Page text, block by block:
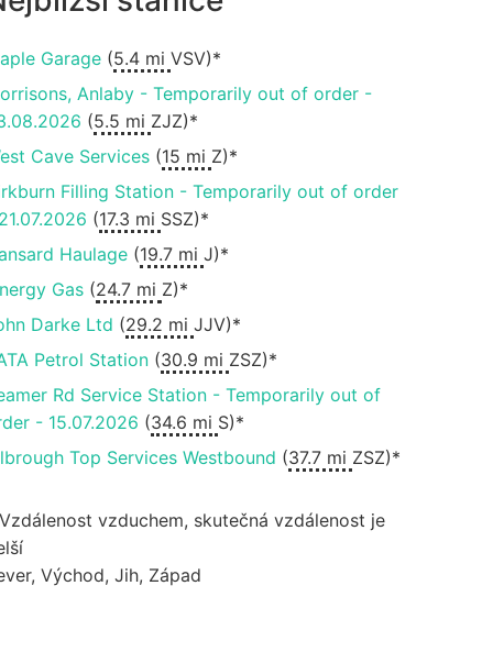
Garage(5.4 mi VSV)*
Anlaby - Temporarily out of order -
(5.5 mi ZJZ)*
Cave Services(15 mi Z)*
Filling Station - Temporarily out of order
(17.3 mi SSZ)*
Haulage(19.7 mi J)*
Gas(24.7 mi Z)*
Darke Ltd (29.2 mi JJV)*
Petrol Station(30.9 mi ZSZ)*
Rd Service Station - Temporarily out of
- 15.07.2026 (34.6 mi S)*
Top Services Westbound (37.7 mi ZSZ)*
vzduchem, skutečná vzdálenost je
Východ, Jih, Západ